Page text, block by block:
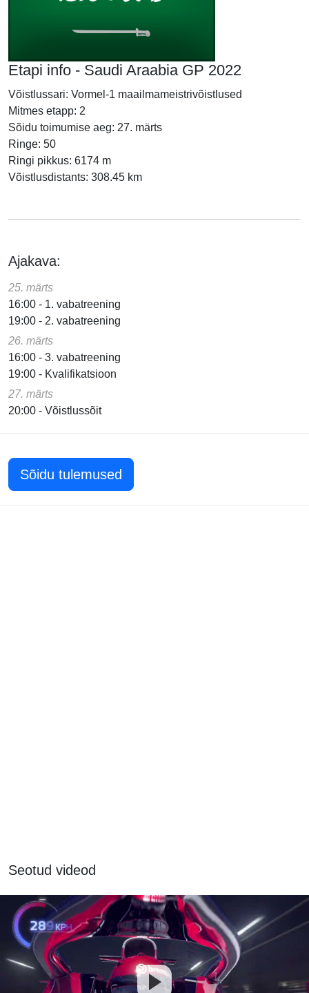
Etapi info - Saudi Araabia GP 2022
Võistlussari: Vormel-1 maailmameistrivõistlused
Mitmes etapp: 2
Sõidu toimumise aeg: 27. märts
Ringe: 50
Ringi pikkus: 6174 m
Võistlusdistants: 308.45 km
Ajakava:
25. märts
16:00 - 1. vabatreening
19:00 - 2. vabatreening
26. märts
16:00 - 3. vabatreening
19:00 - Kvalifikatsioon
27. märts
20:00 - Võistlussõit
Sõidu tulemused
Seotud videod